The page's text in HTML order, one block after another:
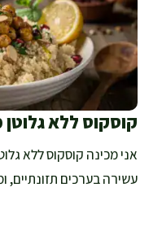
קוסקוס ללא גלוטן
אני מכינה קוסקוס ללא
עשירה בערכים תזונתיים,